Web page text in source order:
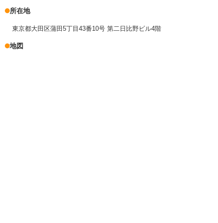
所在地
東京都大田区蒲田5丁目43番10号 第二日比野ビル4階
地図